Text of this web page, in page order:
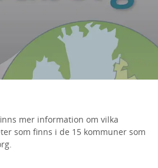
mer information om vilka
som finns i de 15 kommuner som